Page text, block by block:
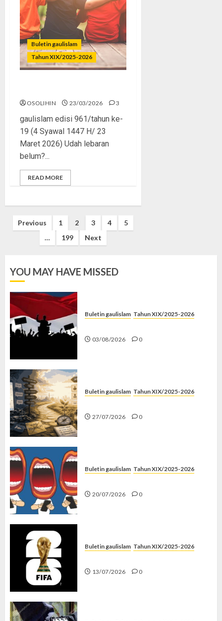
Buletin gaulislam
Tahun XIX/2025-2026
OSOLIHIN 23/03/2026 3
gaulislam edisi 961/tahun ke-
19 (4 Syawal 1447 H/ 23
Maret 2026) Udah lebaran
belum?...
READ MORE
Posts
pagination
Previous 1 2 3 4
5
…
199 Next
YOU MAY HAVE MISSED
Buletin gaulislam Tahun XIX/2025-2026
03/08/2026 0
Buletin gaulislam Tahun XIX/2025-2026
27/07/2026 0
Buletin gaulislam Tahun XIX/2025-2026
20/07/2026 0
Buletin gaulislam Tahun XIX/2025-2026
13/07/2026 0